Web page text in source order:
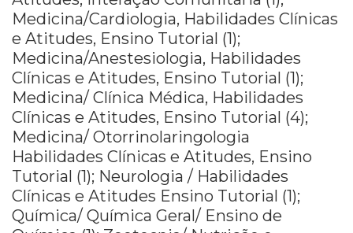
Medicina/Cardiologia, Habilidades Clínicas
e Atitudes, Ensino Tutorial (1);
Medicina/Anestesiologia, Habilidades
Clínicas e Atitudes, Ensino Tutorial (1);
Medicina/ Clínica Médica, Habilidades
Clínicas e Atitudes, Ensino Tutorial (4);
Medicina/ Otorrinolaringologia
Habilidades Clínicas e Atitudes, Ensino
Tutorial (1); Neurologia / Habilidades
Clínicas e Atitudes Ensino Tutorial (1);
Química/ Química Geral/ Ensino de